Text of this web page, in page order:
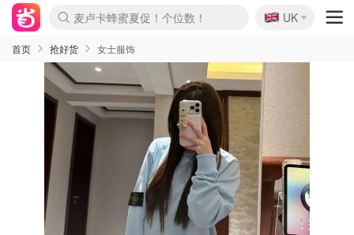
麦卢卡蜂蜜夏促！个位数！
Prada/Miu 4.8折！
啥？必胜客披萨5折！
🇬🇧
UK
首页 抢好货 女士服饰